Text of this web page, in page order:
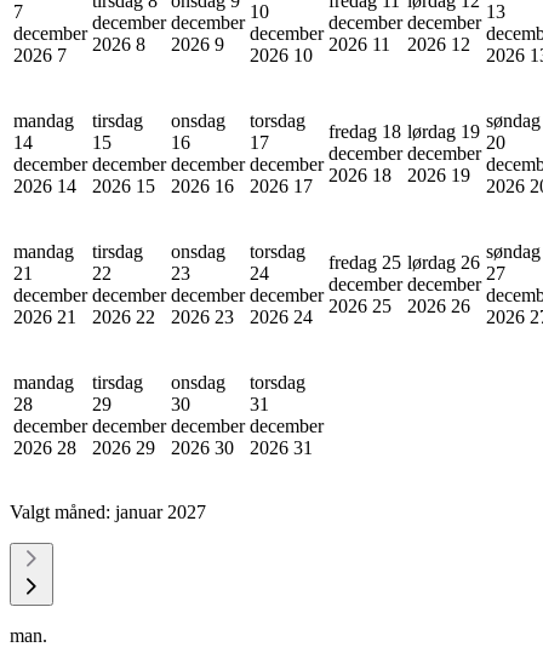
7
december
2026 7
december
2026 8
december
2026 9
10
december
2026 10
december
2026 11
december
2026 12
13
2026
mandag
14
december
2026 14
tirsdag
15
december
2026 15
onsdag
16
december
2026 16
torsdag
17
december
2026 17
fredag 18
december
2026 18
lørdag 19
december
2026 19
søndag
20
2026
mandag
21
december
2026 21
tirsdag
22
december
2026 22
onsdag
23
december
2026 23
torsdag
24
december
2026 24
fredag 25
december
2026 25
lørdag 26
december
2026 26
søndag
27
2026
mandag
28
december
2026 28
tirsdag
29
december
2026 29
onsdag
30
december
2026 30
torsdag
31
december
2026 31
Valgt måned: januar 2027
man.